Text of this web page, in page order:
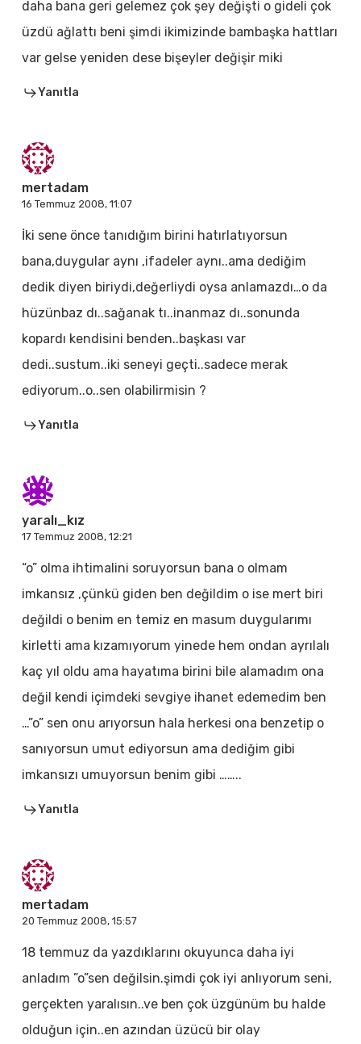
daha bana geri gelemez çok şey değişti o gideli çok
üzdü ağlattı beni şimdi ikimizinde bambaşka hattları
var gelse yeniden dese bişeyler değişir miki
Yanıtla
mertadam
16 Temmuz 2008, 11:07
İki sene önce tanıdığım birini hatırlatıyorsun
bana,duygular aynı ,ifadeler aynı..ama dediğim
dedik diyen biriydi,değerliydi oysa anlamazdı…o da
hüzünbaz dı..sağanak tı..inanmaz dı..sonunda
kopardı kendisini benden..başkası var
dedi..sustum..iki seneyi geçti..sadece merak
ediyorum..o..sen olabilirmisin ?
Yanıtla
yaralı_kız
17 Temmuz 2008, 12:21
“o” olma ihtimalini soruyorsun bana o olmam
imkansız ,çünkü giden ben değildim o ise mert biri
değildi o benim en temiz en masum duygularımı
kirletti ama kızamıyorum yinede hem ondan ayrılalı
kaç yıl oldu ama hayatıma birini bile alamadım ona
değil kendi içimdeki sevgiye ihanet edemedim ben
…”o” sen onu arıyorsun hala herkesi ona benzetip o
sanıyorsun umut ediyorsun ama dediğim gibi
imkansızı umuyorsun benim gibi ……..
Yanıtla
mertadam
20 Temmuz 2008, 15:57
18 temmuz da yazdıklarını okuyunca daha iyi
anladım ”o”sen değilsin.şimdi çok iyi anlıyorum seni,
gerçekten yaralısın..ve ben çok üzgünüm bu halde
olduğun için..en azından üzücü bir olay